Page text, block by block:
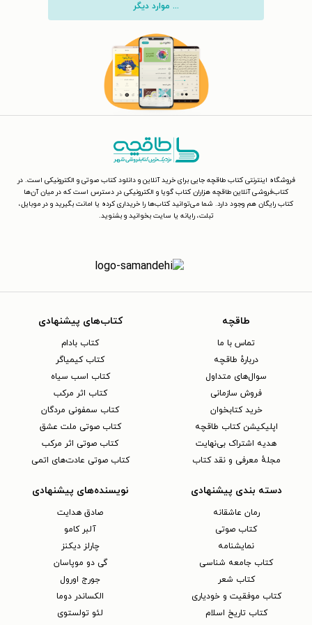
... موارد دیگر
فروشگاه اینترنتی کتاب طاقچه جایی برای خرید آنلاین و دانلود کتاب صوتی و الکترونیکی است. در
کتاب‌فروشی آنلاین طاقچه هزاران کتاب گویا و الکترونیکی در دسترس است که در میان آن‌ها
کتاب رایگان هم وجود دارد. شما می‌توانید کتاب‌ها را خریداری کرده یا امانت بگیرید و در موبایل،
تبلت، رایانه یا سایت بخوانید و بشنوید.
طاقچه
تماس با ما
دربارهٔ طاقچه
سوال‌های متداول
فروش سازمانی
خرید کتابخوان
اپلیکیشن کتاب طاقچه
هدیه اشتراک بی‌نهایت
مجلهٔ معرفی و نقد کتاب
کتاب‌های پیشنهادی
کتاب بادام
کتاب کیمیاگر
کتاب اسب سیاه
کتاب اثر مرکب
کتاب سمفونی مردگان
کتاب صوتی ملت عشق
کتاب صوتی اثر مرکب
کتاب صوتی عادت‌های اتمی
دسته بندی پیشنهادی
رمان عاشقانه
کتاب‌ صوتی
نمایشنامه
کتاب جامعه شناسی
کتاب شعر
کتاب موفقیت و خودیاری
کتاب تاریخ اسلام
نویسنده‌های پیشنهادی
صادق هدایت
آلبر کامو
چارلز دیکنز
گی دو موپاسان
جورج اورول
الکساندر دوما
لئو تولستوی